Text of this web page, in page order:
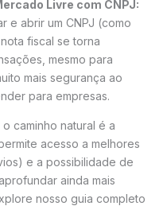
Livre com CNPJ:
e abrir um CNPJ (como
fiscal se torna
mesmo para
mais segurança ao
para empresas.
caminho natural é a
acesso a melhores
e a possibilidade de
ainda mais
nosso guia completo